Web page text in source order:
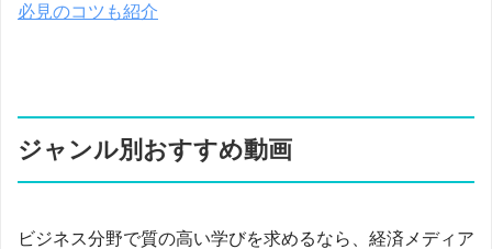
必見のコツも紹介
ジャンル別おすすめ動画
ビジネス分野で質の高い学びを求めるなら、経済メディア